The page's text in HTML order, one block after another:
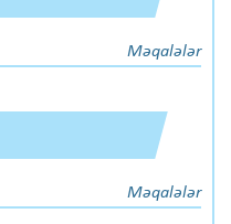
Məqalələr
Məqalələr